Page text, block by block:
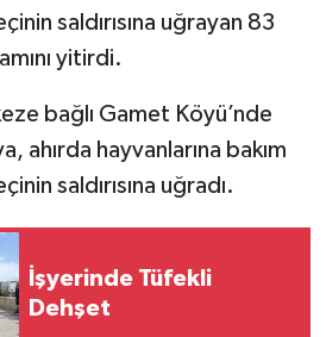
saldırısına uğrayan 83
yitirdi.
bağlı Gamet Köyü’nde
ahırda hayvanlarına bakım
saldırısına uğradı.
İşyerinde Tüfekli
Dehşet